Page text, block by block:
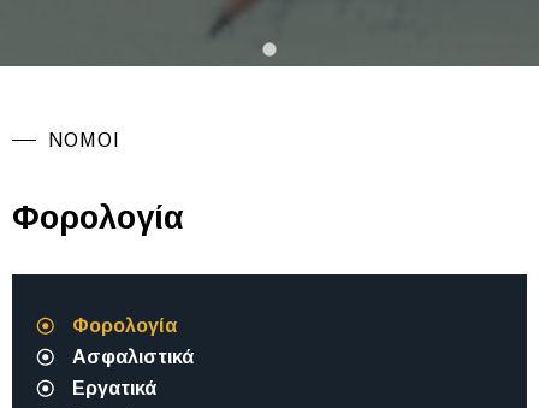
ΝΟΜΟΙ
Φορολογία
Φορολογία
Ασφαλιστικά
Εργατικά